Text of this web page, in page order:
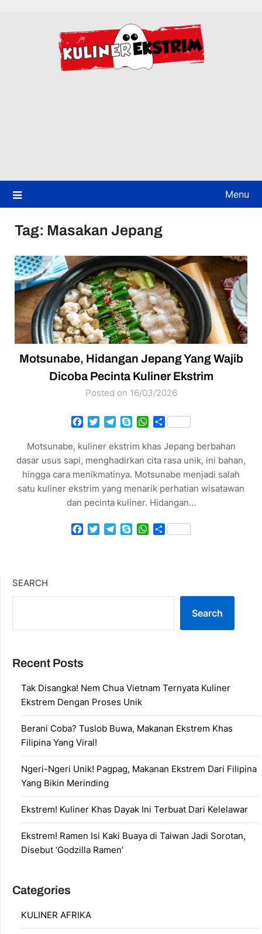
Menu
Tag: Masakan Jepang
Motsunabe, Hidangan Jepang Yang Wajib
Dicoba Pecinta Kuliner Ekstrim
Posted on 16/03/2026
Facebook
TwitterTelegram
SkypeWhatsApp
Share
Motsunabe, kuliner ekstrim khas Jepang berbahan
dasar usus sapi, menghadirkan cita rasa unik, ini bahan,
hingga cara menikmatinya. Motsunabe menjadi salah
satu kuliner ekstrim yang menarik perhatian wisatawan
dan pecinta kuliner. Hidangan…
Facebook
TwitterTelegram
SkypeWhatsApp
Share
SEARCH
Search
Recent Posts
Tak Disangka! Nem Chua Vietnam Ternyata Kuliner
Ekstrem Dengan Proses Unik
Berani Coba? Tuslob Buwa, Makanan Ekstrem Khas
Filipina Yang Viral!
Ngeri-Ngeri Unik! Pagpag, Makanan Ekstrem Dari Filipina
Yang Bikin Merinding
Ekstrem! Kuliner Khas Dayak Ini Terbuat Dari Kelelawar
Ekstrem! Ramen Isi Kaki Buaya di Taiwan Jadi Sorotan,
Disebut ‘Godzilla Ramen’
Categories
KULINER AFRIKA